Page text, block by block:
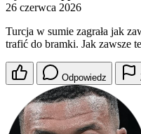
26 czerwca 2026
Turcja w sumie zagrała jak
trafić do bramki. Jak zawsze
Odpowiedz